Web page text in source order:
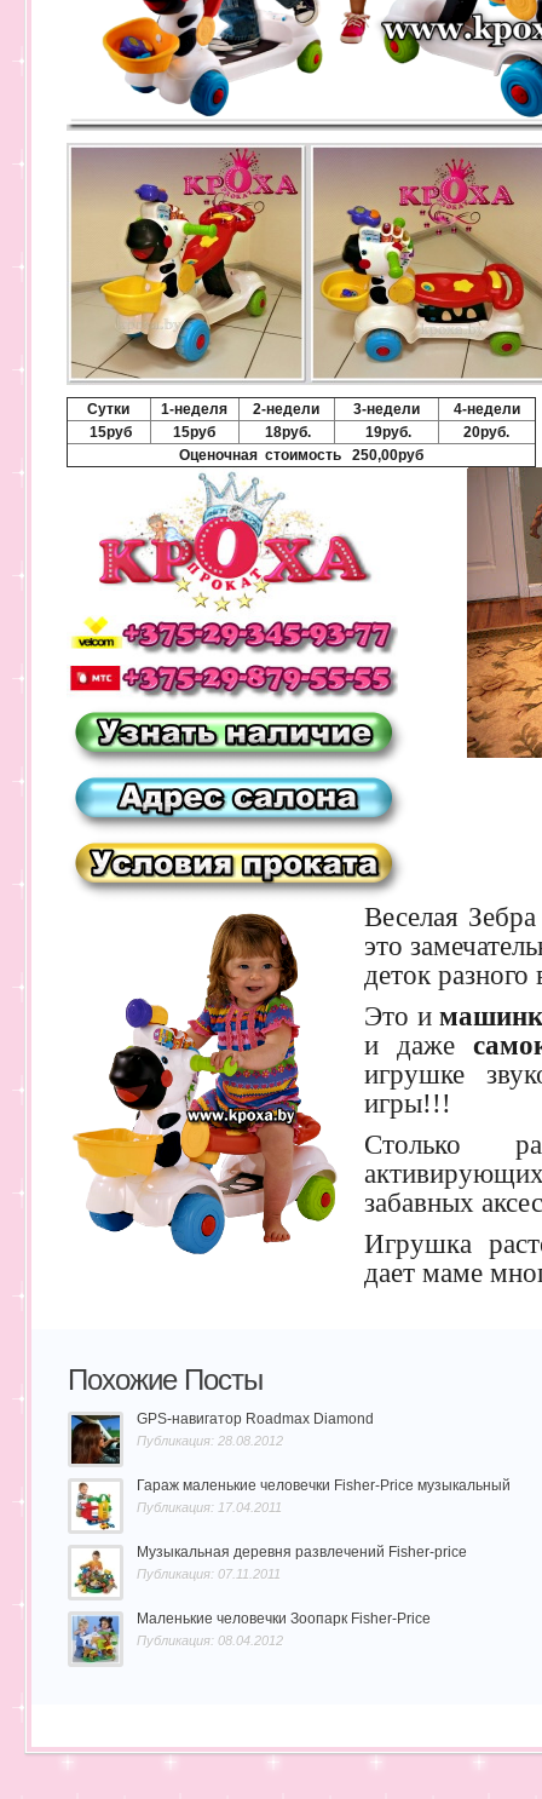
Сутки 1-неделя 2-недели 3-недели
4-недели
15руб
15руб 18руб. 19руб.
20руб.
Оценочная стоимость 250,00руб
Веселая
это
деток разного
Это и
и даже
игрушке
игры!!!
Столько
забавных
Игрушка
дает маме
Похожие Посты
GPS-навигатор Roadmax Diamond
Публикация: 28.08.2012
Гараж маленькие человечки Fisher-Price музыкальный
Публикация: 17.04.2011
Музыкальная деревня развлечений Fisher-price
Публикация: 07.11.2011
Маленькие человечки Зоопарк Fisher-Price
Публикация: 08.04.2012